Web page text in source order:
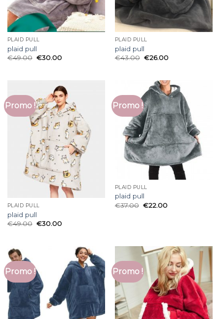
PLAID PULL
plaid pull
€49.00 €30.00
PLAID PULL
plaid pull
€43.00 €26.00
Promo !
PLAID PULL
plaid pull
€49.00 €30.00
Promo !
PLAID PULL
plaid pull
€37.00 €22.00
Promo ! Promo !